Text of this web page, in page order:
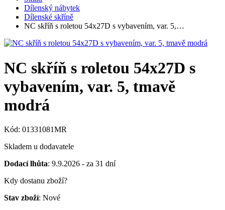
Dílenský nábytek
Dílenské skříně
NC skříň s roletou 54x27D s vybavením, var. 5,…
NC skříň s roletou 54x27D s
vybavením, var. 5, tmavě
modrá
Kód: 01331081MR
Skladem u dodavatele
Dodací lhůta: 9.9.2026 - za 31 dní
Kdy dostanu zboží?
Stav zboží: Nové